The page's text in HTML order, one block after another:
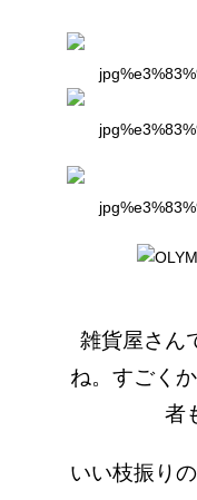
雑貨屋さん
ね。すごく
者
いい枝振り